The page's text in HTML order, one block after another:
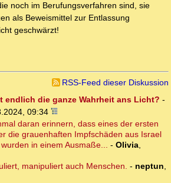
noch im Berufungsverfahren sind, sie
als Beweismittel zur Entlassung
geschwärzt!
RSS-Feed dieser Diskussion
endlich die ganze Wahrheit ans Licht? -
09:34
daran erinnern, dass eines der ersten
die grauenhaften Impfschäden aus Israel
in einem Ausmaße... - Olivia,
manipuliert auch Menschen. - neptun,